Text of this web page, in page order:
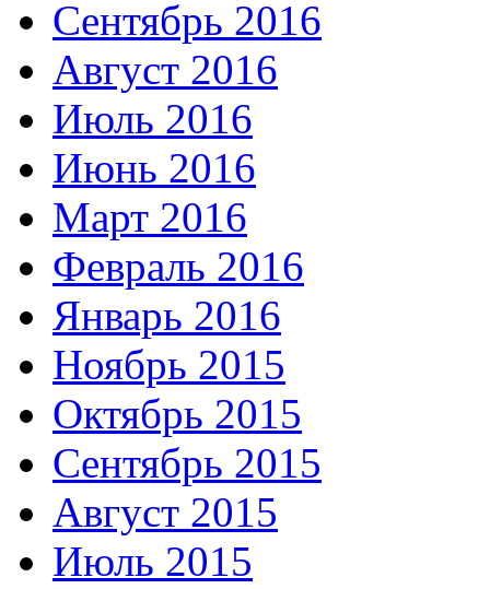
Сентябрь 2016
Август 2016
Июль 2016
Июнь 2016
Март 2016
Февраль 2016
Январь 2016
Ноябрь 2015
Октябрь 2015
Сентябрь 2015
Август 2015
Июль 2015